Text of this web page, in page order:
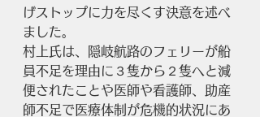
げストップに力を尽くす決意を述べ
ました。
村上氏は、隠岐航路のフェリーが船
員不足を理由に３隻から２隻へと減
便されたことや医師や看護師、助産
師不足で医療体制が危機的状況にあ